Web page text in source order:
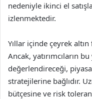
nedeniyle ikinci el
izlenmektedir.
Yıllar içinde çeyrek
Ancak, yatırımcıların
değerlendireceği,
stratejilerine bağlıdır.
bütçesine ve risk